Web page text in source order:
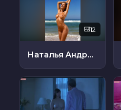
12
Наталья Андреева